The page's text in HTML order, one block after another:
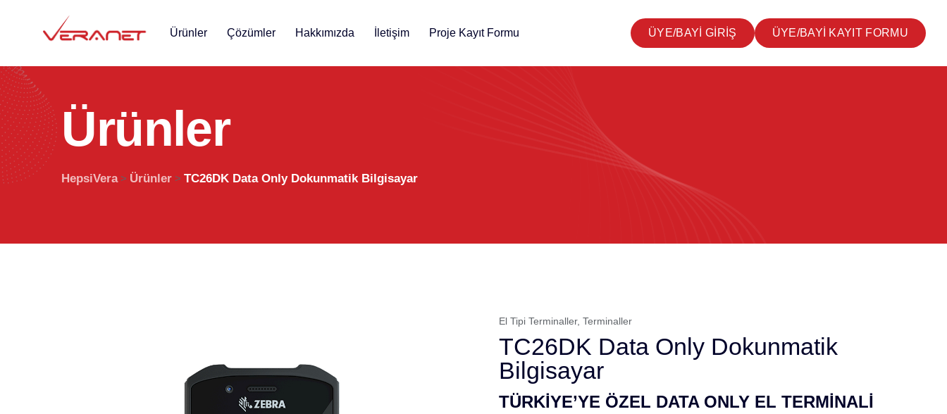
Ürünler Çözümler Hakkımızda İletişim Proje Kayıt Formu ÜYE/BAYİ GİRİŞ ÜYE/BAYİ KAYIT FORMU
Ürünler
HepsiVera> Ürünler > TC26DK Data Only Dokunmatik Bilgisayar
El Tipi Terminaller, Terminaller
TC26DK Data Only Dokunmatik
Bilgisayar
TÜRKİYE’YE ÖZEL DATA ONLY EL TERMİNALİ